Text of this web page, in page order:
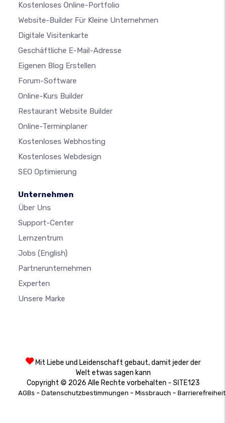
Kostenloses Online-Portfolio
Website-Builder Für Kleine Unternehmen
Digitale Visitenkarte
Geschäftliche E-Mail-Adresse
Eigenen Blog Erstellen
Forum-Software
Online-Kurs Builder
Restaurant Website Builder
Online-Terminplaner
Kostenloses Webhosting
Kostenloses Webdesign
SEO Optimierung
Unternehmen
Über Uns
Support-Center
Lernzentrum
Jobs (English)
Partnerunternehmen
Experten
Unsere Marke
Mit Liebe und Leidenschaft gebaut, damit jeder der
Welt etwas sagen kann
Copyright © 2026 Alle Rechte vorbehalten - SITE123
AGBs - Datenschutzbestimmungen - Missbrauch - Barrierefreiheit